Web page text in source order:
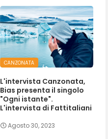
CANZONATA
L'intervista Canzonata,
Bias presenta il singolo
"Ogni istante".
L'intervista di Fattitaliani
Agosto 30, 2023